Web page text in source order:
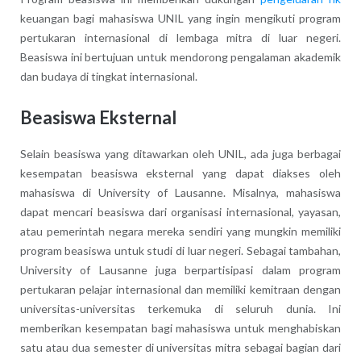
keuangan bagi mahasiswa UNIL yang ingin mengikuti program
pertukaran internasional di lembaga mitra di luar negeri.
Beasiswa ini bertujuan untuk mendorong pengalaman akademik
dan budaya di tingkat internasional.
Beasiswa Eksternal
Selain beasiswa yang ditawarkan oleh UNIL, ada juga berbagai
kesempatan beasiswa eksternal yang dapat diakses oleh
mahasiswa di University of Lausanne. Misalnya, mahasiswa
dapat mencari beasiswa dari organisasi internasional, yayasan,
atau pemerintah negara mereka sendiri yang mungkin memiliki
program beasiswa untuk studi di luar negeri. Sebagai tambahan,
University of Lausanne juga berpartisipasi dalam program
pertukaran pelajar internasional dan memiliki kemitraan dengan
universitas-universitas terkemuka di seluruh dunia. Ini
memberikan kesempatan bagi mahasiswa untuk menghabiskan
satu atau dua semester di universitas mitra sebagai bagian dari